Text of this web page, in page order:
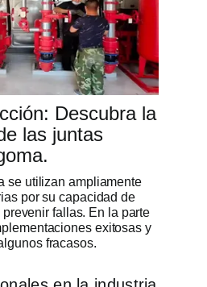
Descubra la
las juntas
se utilizan ampliamente
por su capacidad de
fallas. En la parte
exitosas y
fracasos.